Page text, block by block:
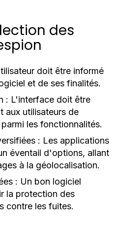
des
doit être informé
et de ses finalités.
: L'interface doit être
aux utilisateurs de
les fonctionnalités.
: Les applications
éventail d'options, allant
à la géolocalisation.
: Un bon logiciel
la protection des
contre les fuites.